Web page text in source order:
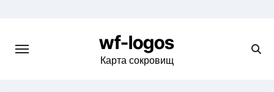
content
wf-logos
Карта сокровищ